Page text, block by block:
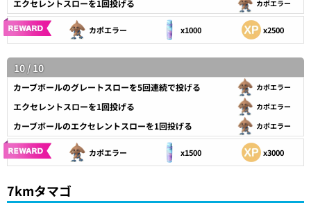
エクセレントスローを1回投げる カポエラー
カポエラー x1000 x2500
10 / 10
カーブボールのグレートスローを5回連続で投げる カポエラー
エクセレントスローを1回投げる カポエラー
カーブボールのエクセレントスローを1回投げる カポエラー
カポエラー x1500 x3000
7kmタマゴ